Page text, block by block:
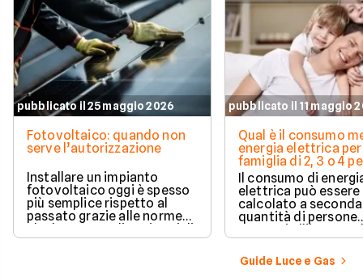
pubblicato il 25 maggio 2026
Fotovoltaico: quando non
serve l’autorizzazione
Installare un impianto
fotovoltaico oggi è spesso
più semplice rispetto al
passato grazie alle norme
che hanno ampliato i casi di
edilizia libera.
pubblicato il 11 maggio
Qual è il consumo
energia elettrica per
famiglia di 2, 3 o 4
Il consumo di
elettrica può essere
calcolato a
quantità di persone
presenti all'interno
determinato
numerosi i fattori
influenzano questo
Guide Luce e Gas